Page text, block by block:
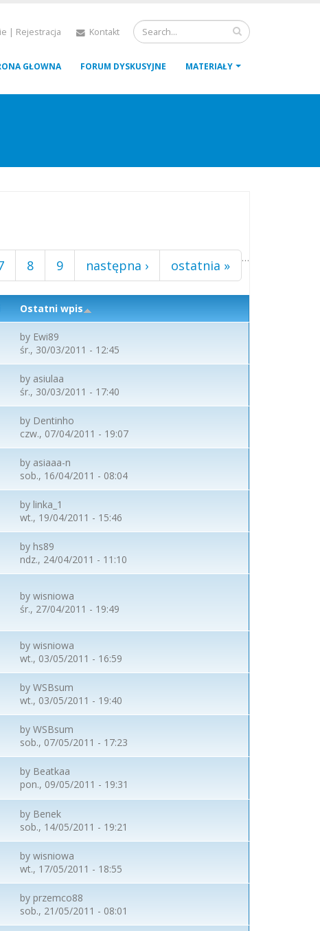
| Rejestracja Kontakt
GŁOWNA FORUM DYSKUSYJNE MATERIAŁY
8 9 …
następna › ostatnia »
Ostatni wpis
by Ewi89
śr., 30/03/2011 - 12:45
by asiulaa
śr., 30/03/2011 - 17:40
by Dentinho
czw., 07/04/2011 - 19:07
by asiaaa-n
sob., 16/04/2011 - 08:04
by linka_1
wt., 19/04/2011 - 15:46
by hs89
ndz., 24/04/2011 - 11:10
by wisniowa
śr., 27/04/2011 - 19:49
by wisniowa
wt., 03/05/2011 - 16:59
by WSBsum
wt., 03/05/2011 - 19:40
by WSBsum
sob., 07/05/2011 - 17:23
by Beatkaa
pon., 09/05/2011 - 19:31
by Benek
sob., 14/05/2011 - 19:21
by wisniowa
wt., 17/05/2011 - 18:55
by przemco88
sob., 21/05/2011 - 08:01